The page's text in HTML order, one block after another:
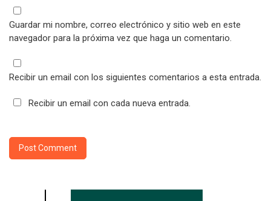
Guardar mi nombre, correo electrónico y sitio web en este
navegador para la próxima vez que haga un comentario.
Recibir un email con los siguientes comentarios a esta entrada.
Recibir un email con cada nueva entrada.